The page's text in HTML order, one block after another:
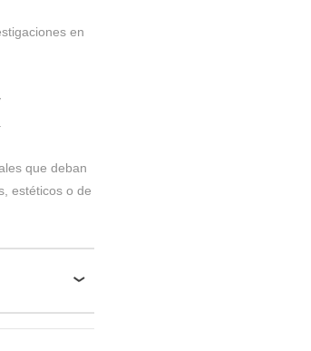
en
que deban
estéticos o de